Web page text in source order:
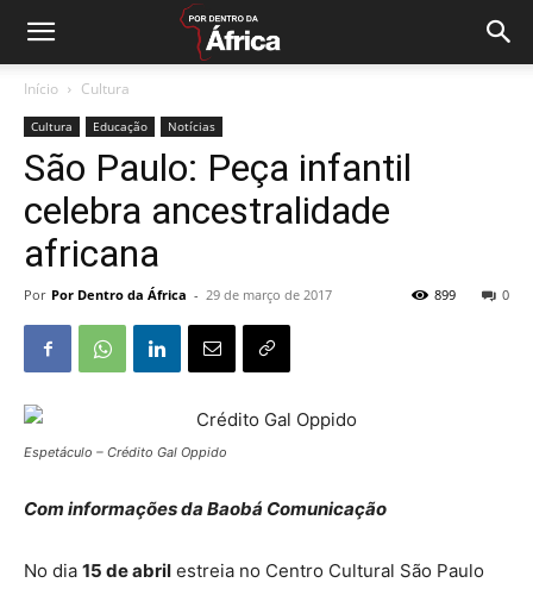
Início Cultura
Cultura Educação Notícias
São Paulo: Peça infantil
celebra ancestralidade
africana
Por Por Dentro da África - 29 de março de 2017 0
899
Espetáculo – Crédito Gal Oppido
Com informações da Baobá Comunicação
No dia 15 de abril estreia no Centro Cultural São Paulo